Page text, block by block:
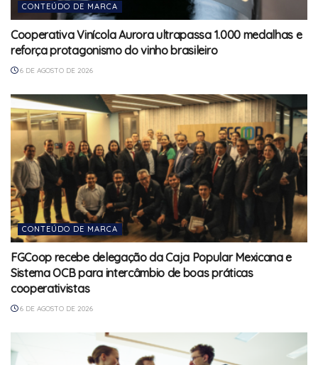
CONTEÚDO DE MARCA
Cooperativa Vinícola Aurora ultrapassa 1.000 medalhas e
reforça protagonismo do vinho brasileiro
6 DE AGOSTO DE 2026
CONTEÚDO DE MARCA
FGCoop recebe delegação da Caja Popular Mexicana e
Sistema OCB para intercâmbio de boas práticas
cooperativistas
6 DE AGOSTO DE 2026